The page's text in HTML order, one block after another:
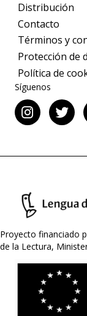
Distribución
Contacto
Términos y
Protección de
Política de
Síguenos
Proyecto financiado
de la Lectura,